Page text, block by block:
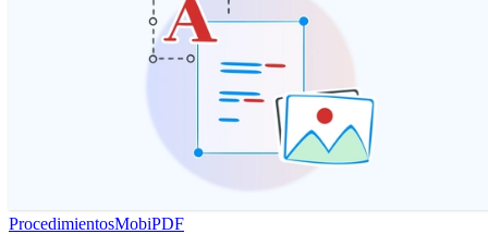
ProcedimientosMobiPDF